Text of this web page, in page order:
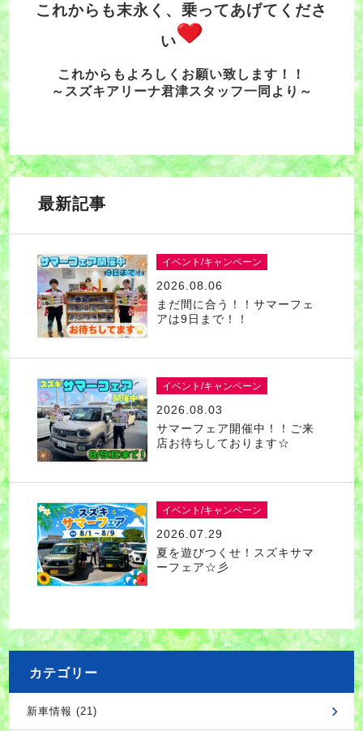
これからも末永く、乗ってあげてくださ
い
これからもよろしくお願い致します！！
～スズキアリーナ君津スタッフ一同より～
最新記事
イベント/キャンペーン
2026.08.06
まだ間に合う！！サマーフェ
アは9日まで！！
イベント/キャンペーン
2026.08.03
サマーフェア開催中！！ご来
店お待ちしております☆
イベント/キャンペーン
2026.07.29
夏を遊びつくせ！スズキサマ
ーフェア☆彡
カテゴリー
新車情報 (21)